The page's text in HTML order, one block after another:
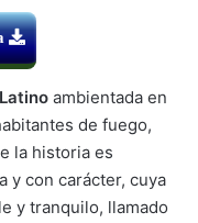
ambientada en
de fuego,
la historia es
y con carácter, cuya
y tranquilo, llamado